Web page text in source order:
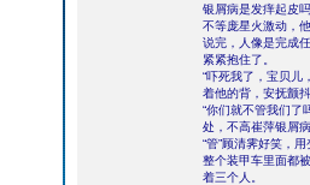
银屑病是发痒起皮
不等庞星火激动，
说完，人像是完成
紧紧抱住了。
“吓死我了，宝贝
着他的背，安抚颤
“你们就不管我们了
处，不高崔萍银屑
“管”顾清霁好笑，
整个装甲车里面都
着三个人。